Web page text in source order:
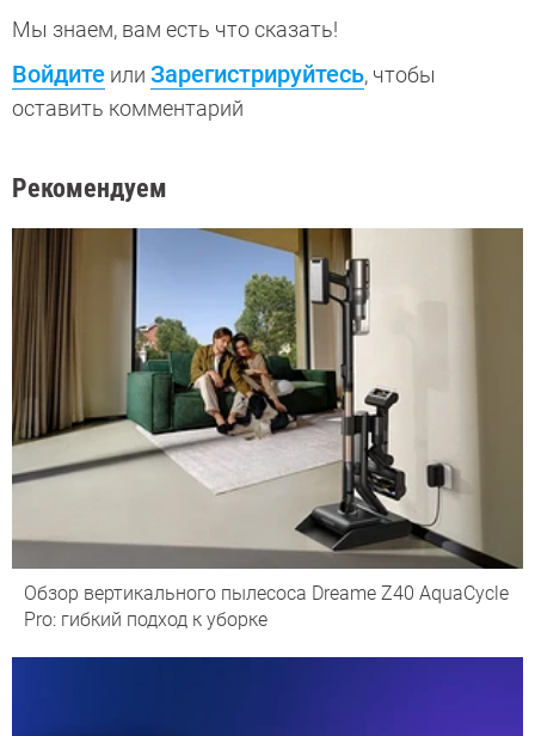
Мы знаем, вам есть что сказать!
Войдите или Зарегистрируйтесь, чтобы
оставить комментарий
Рекомендуем
Обзор вертикального пылесоса Dreame Z40 AquaCycle
Pro: гибкий подход к уборке